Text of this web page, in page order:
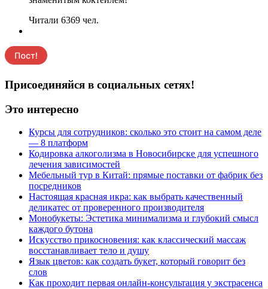
Читали 6369 чел.
Присоединяйся в социальных сетях!
Это интересно
Курсы для сотрудников: сколько это стоит на самом деле
— 8 платформ
Кодировка алкоголизма в Новосибирске для успешного
лечения зависимостей
Мебельный тур в Китай: прямые поставки от фабрик без
посредников
Настоящая красная икра: как выбрать качественный
деликатес от проверенного производителя
Монобукеты: Эстетика минимализма и глубокий смысл
каждого бутона
Искусство прикосновения: как классический массаж
восстанавливает тело и душу
Язык цветов: как создать букет, который говорит без
слов
Как проходит первая онлайн-консультация у экстрасенса